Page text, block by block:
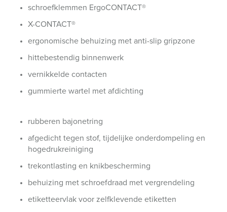
schroefklemmen ErgoCONTACT®
X-CONTACT®
ergonomische behuizing met anti-slip gripzone
hittebestendig binnenwerk
vernikkelde contacten
gummierte wartel met afdichting
rubberen bajonetring
afgedicht tegen stof, tijdelijke onderdompeling en
hogedrukreiniging
trekontlasting en knikbescherming
behuizing met schroefdraad met vergrendeling
etiketteervlak voor zelfklevende etiketten